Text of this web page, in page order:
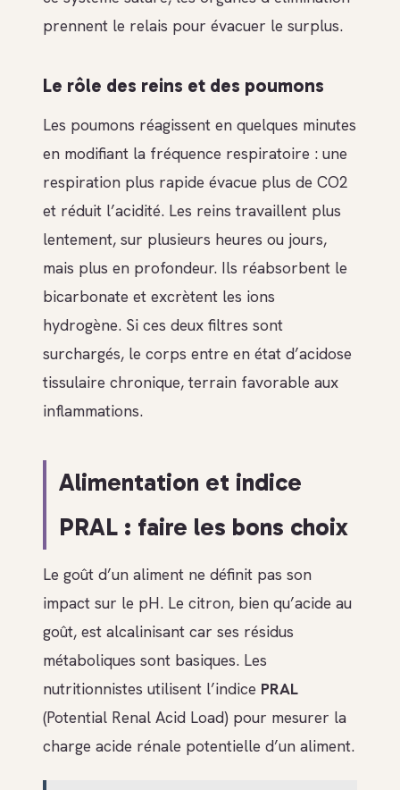
prennent le relais pour évacuer le surplus.
Le rôle des reins et des poumons
Les poumons réagissent en quelques minutes
en modifiant la fréquence respiratoire : une
respiration plus rapide évacue plus de CO2
et réduit l’acidité. Les reins travaillent plus
lentement, sur plusieurs heures ou jours,
mais plus en profondeur. Ils réabsorbent le
bicarbonate et excrètent les ions
hydrogène. Si ces deux filtres sont
surchargés, le corps entre en état d’acidose
tissulaire chronique, terrain favorable aux
inflammations.
Alimentation et indice
PRAL : faire les bons choix
Le goût d’un aliment ne définit pas son
impact sur le pH. Le citron, bien qu’acide au
goût, est alcalinisant car ses résidus
métaboliques sont basiques. Les
nutritionnistes utilisent l’indice PRAL
(Potential Renal Acid Load) pour mesurer la
charge acide rénale potentielle d’un aliment.